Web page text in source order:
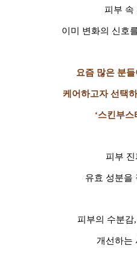
피부 속
이미 변화의 신호
요즘 많은 분
케어하고자 선택
‘스킨부스
피부 진
유효 성분을
피부의 수분감
개선하는